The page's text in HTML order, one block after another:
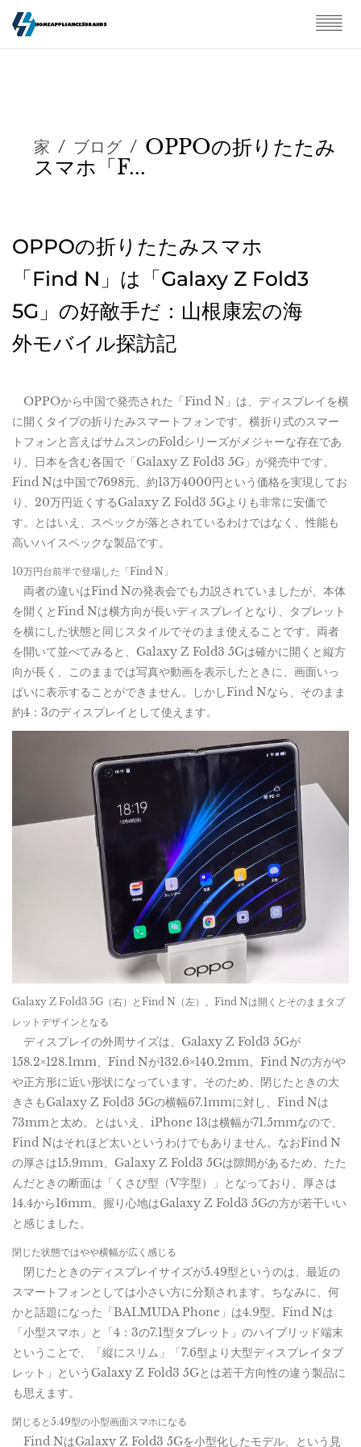
家 / ブログ / OPPOの折りたたみ
スマホ「F...
OPPOの折りたたみスマホ
「Find N」は「Galaxy Z Fold3
5G」の好敵手だ：山根康宏の海
外モバイル探訪記
OPPOから中国で発売された「Find N」は、ディスプレイを横
に開くタイプの折りたみスマートフォンです。横折り式のスマー
トフォンと言えばサムスンのFoldシリーズがメジャーな存在であ
り、日本を含む各国で「Galaxy Z Fold3 5G」が発売中です。
Find Nは中国で7698元、約13万4000円という価格を実現してお
り、20万円近くするGalaxy Z Fold3 5Gよりも非常に安価で
す。とはいえ、スペックが落とされているわけではなく、性能も
高いハイスペックな製品です。
10万円台前半で登場した「Find N」
両者の違いはFind Nの発表会でも力説されていましたが、本体
を開くとFind Nは横方向が長いディスプレイとなり、タブレット
を横にした状態と同じスタイルでそのまま使えることです。両者
を開いて並べてみると、Galaxy Z Fold3 5Gは確かに開くと縦方
向が長く、このままでは写真や動画を表示したときに、画面いっ
ぱいに表示することができません。しかしFind Nなら、そのまま
約4：3のディスプレイとして使えます。
Galaxy Z Fold3 5G（右）とFind N（左）。Find Nは開くとそのままタブ
レットデザインとなる
ディスプレイの外周サイズは、Galaxy Z Fold3 5Gが
158.2×128.1mm、Find Nが132.6×140.2mm。Find Nの方がや
や正方形に近い形状になっています。そのため、閉じたときの大
きさもGalaxy Z Fold3 5Gの横幅67.1mmに対し、Find Nは
73mmと太め。とはいえ、iPhone 13は横幅が71.5mmなので、
Find Nはそれほど太いというわけでもありません。なおFind N
の厚さは15.9mm、Galaxy Z Fold3 5Gは隙間があるため、たた
んだときの断面は「くさび型（V字型）」となっており、厚さは
14.4から16mm。握り心地はGalaxy Z Fold3 5Gの方が若干いい
と感じました。
閉じた状態ではやや横幅が広く感じる
閉じたときのディスプレイサイズが5.49型というのは、最近の
スマートフォンとしては小さい方に分類されます。ちなみに、何
かと話題になった「BALMUDA Phone」は4.9型。Find Nは
「小型スマホ」と「4：3の7.1型タブレット」のハイブリッド端末
ということで、「縦にスリム」「7.6型より大型ディスプレイタブ
レット」というGalaxy Z Fold3 5Gとは若干方向性の違う製品に
も思えます。
閉じると5.49型の小型画面スマホになる
Find NはGalaxy Z Fold3 5Gを小型化したモデル、という見